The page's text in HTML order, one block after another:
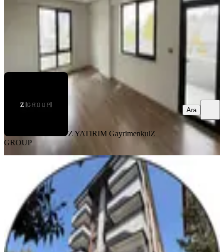
Z YATIRIM GayrimenkulZ
GROUP
Ara
Repa Gayrimenkul Adem
Özdemir'den Şehir Manzaralı Sıfır
Şahinbey, Kolejtepe Mahallesi
2+1·120 m²·3. Kat ·07.08.2026
31.000 ₺